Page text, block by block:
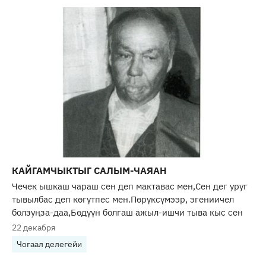
КАЙГАМЧЫКТЫГ САЛЫМ-ЧАЯАН
Чечек ышкаш чараш сен деп мактавас мен,Сен дег уруг
тывылбас деп көгүтпес мен.Пөрүксүмээр, эгениичел
болзуңза-даа,Бөдүүн болгаш ажыл-ишчи тыва кыс сен
22 декабря
Чогаал делегейи